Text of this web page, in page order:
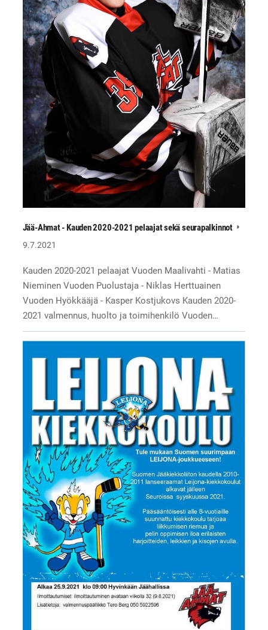
Jää-Ahmat - Kauden 2020-2021 pelaajat sekä seurapalkinnot
9.7.2021
Kauden 2020-2021 pelaajat Vuoden Maalivahti - Matias
Nieminen Vuoden Puolustaja - Niklas Herttuainen
Vuoden Hyökkääjä - Kasper Kostjukovs Kauden 2020-
2021 valmennus, huolto ja toimihenkilö Vuoden…